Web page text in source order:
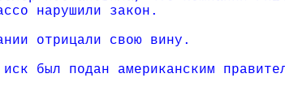
нарушили закон.
отрицали свою вину.
иск был подан американским